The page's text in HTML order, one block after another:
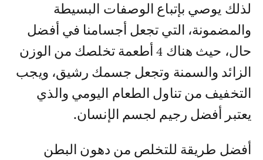
لذلك يوصي بإتباع الوصفات البسيطة
والمضمونة، التي تجعل أجسامنا في أفضل
حال، حيث هناك 4 أطعمة تخلصك من الوزن
الزائد والسمنة وتجعل جسمك رشيق، ويجب
التخفيف من تناول الطعام اليومي والذي
يعتبر أفضل رجيم لجسم الإنسان.
أفضل طريقة للتخلص من دهون البطن